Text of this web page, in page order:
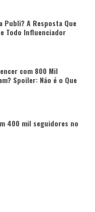
Publi? A Resposta Que
Todo Influenciador
com 800 Mil
Spoiler: Não é o Que
400 mil seguidores no